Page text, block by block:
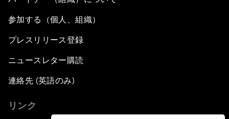
参加する（個人、組織）
プレスリリース登録
ニュースレター購読
連絡先 (英語のみ)
リンク